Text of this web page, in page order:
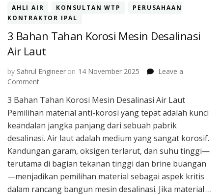
AHLI AIR KONSULTAN WTP
PERUSAHAAN
KONTRAKTOR IPAL
3 Bahan Tahan Korosi Mesin Desalinasi
Air Laut
by Sahrul Engineer on 14 November 2025
Leave a
Commenton
Bahan
Tahan
Korosi
Mesin
Desalinasi
Air
Laut
3 Bahan Tahan Korosi Mesin Desalinasi Air Laut
Pemilihan material anti-korosi yang tepat adalah kunci
keandalan jangka panjang dari sebuah pabrik
desalinasi. Air laut adalah medium yang sangat korosif.
Kandungan garam, oksigen terlarut, dan suhu tinggi—
terutama di bagian tekanan tinggi dan brine buangan
—menjadikan pemilihan material sebagai aspek kritis
dalam rancang bangun mesin desalinasi. Jika material …